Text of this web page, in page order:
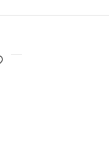
4